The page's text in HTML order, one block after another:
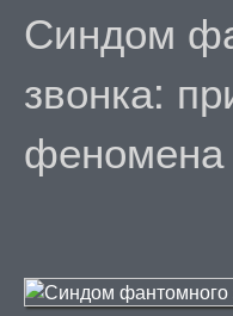
Синдом
звонка:
феномена